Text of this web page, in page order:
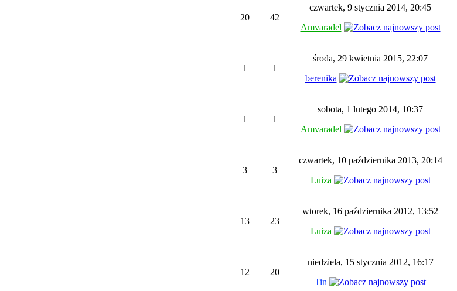
20 42
czwartek, 9 stycznia 2014, 20:45
Amvaradel
1 1
środa, 29 kwietnia 2015, 22:07
berenika
1 1
sobota, 1 lutego 2014, 10:37
Amvaradel
3 3
czwartek, 10 października 2013, 20:14
Luiza
13 23
wtorek, 16 października 2012, 13:52
Luiza
12 20
niedziela, 15 stycznia 2012, 16:17
Tin